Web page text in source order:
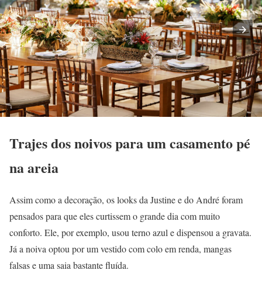
Trajes dos noivos para um casamento pé
na areia
Assim como a decoração, os looks da Justine e do André foram
pensados para que eles curtissem o grande dia com muito
conforto. Ele, por exemplo, usou terno azul e dispensou a gravata.
Já a noiva optou por um vestido com colo em renda, mangas
falsas e uma saia bastante fluída.